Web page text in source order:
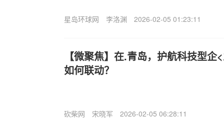
星岛环球网 李洛渊 2026-02-05 01:23:11
【微聚焦】在.青岛，护航科技型企
如何联动？
砍柴网 宋晓军 2026-02-05 06:28:11